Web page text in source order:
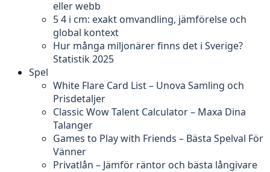
eller webb
5 4 i cm: exakt omvandling, jämförelse och
global kontext
Hur många miljonärer finns det i Sverige?
Statistik 2025
Spel
White Flare Card List – Unova Samling och
Prisdetaljer
Classic Wow Talent Calculator – Maxa Dina
Talanger
Games to Play with Friends – Bästa Spelval För
Vänner
Privatlån – Jämför räntor och bästa långivare